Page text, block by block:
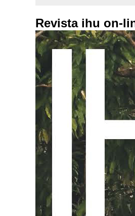
Revista ihu on-